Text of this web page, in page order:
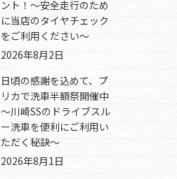
ント！～安全走行のため
に当店のタイヤチェック
をご利用ください～
2026年8月2日
日頃の感謝を込めて、プ
リカで洗車半額祭開催中
～川崎SSのドライブスル
ー洗車を便利にご利用い
ただく秘訣～
2026年8月1日